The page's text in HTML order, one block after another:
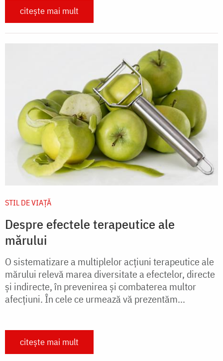
citește mai mult
STIL DE VIAŢĂ
Despre efectele terapeutice ale
mărului
O sistematizare a multiplelor acţiuni terapeutice ale
mărului relevă marea diversitate a efectelor, directe
şi indirecte, în prevenirea şi combaterea multor
afecţiuni. În cele ce urmează vă prezentăm...
citește mai mult